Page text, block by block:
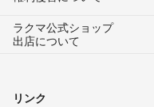
ラクマ公式ショップ
出店について
リンク